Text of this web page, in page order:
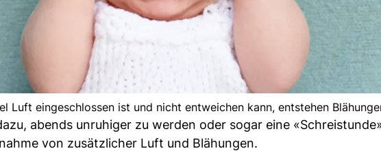
Luft eingeschlossen ist und nicht entweichen kann, entstehen
abends unruhiger zu werden oder sogar eine
von zusätzlicher Luft und Blähungen.